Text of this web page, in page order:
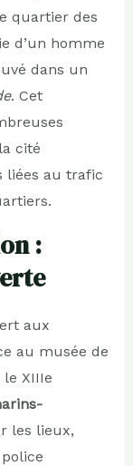
quartier des
d’un homme
dans un
. Cet
cité
liées au trafic
:
aux
au musée de
XIIIe
les lieux,